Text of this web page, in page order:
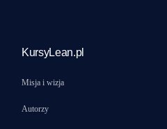
KursyLean.pl
Misja i wizja
Autorzy